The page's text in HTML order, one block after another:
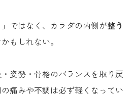
」ではなく、カラダの内側が整う
もしれない。
姿勢・骨格のバランスを取り戻
痛みや不調は必ず軽くなってい